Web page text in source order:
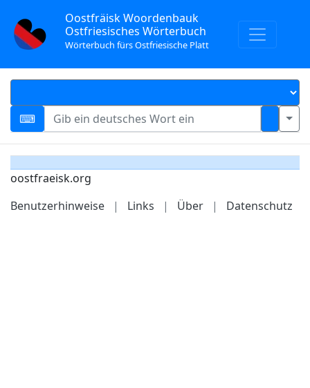
Oostfräisk Woordenbauk
Ostfriesisches Wörterbuch
Wörterbuch fürs Ostfriesische Platt
oostfraeisk.org
Benutzerhinweise
| Links | Über | Datenschutz